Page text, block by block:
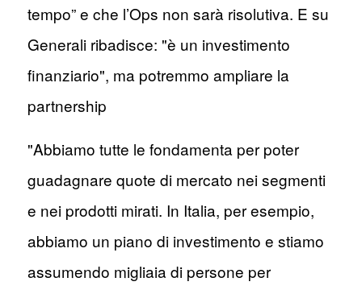
tempo” e che l’Ops non sarà risolutiva. E su
Generali ribadisce: "è un investimento
finanziario", ma potremmo ampliare la
partnership
"Abbiamo tutte le fondamenta per poter
guadagnare quote di mercato nei segmenti
e nei prodotti mirati. In Italia, per esempio,
abbiamo un piano di investimento e stiamo
assumendo migliaia di persone per